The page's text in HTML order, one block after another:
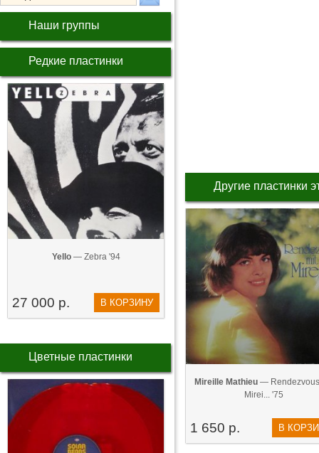
Наши группы
Редкие пластинки
Yello— Zebra '94
27 000 р. В КОРЗИНУ
Цветные пластинки
Другие пластинки
Mireille Mathieu —
Mirei... '75
1 650 р. В